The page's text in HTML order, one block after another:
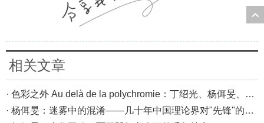
相关文章
· 色彩之外 Au delà de la polychromie：丁绍光、杨佴旻、Alain Cardenas·Castro巴黎展
· 杨佴旻：迷雾中的混淆——几十年中国理论界对"先锋"的误读，对创作的误导